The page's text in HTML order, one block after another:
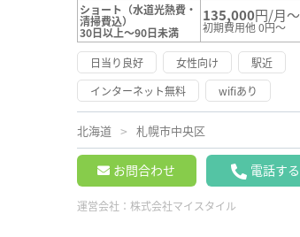
ショート（水道光熱費・
清掃費込）
30日以上～90日未満
135,000円/月～
初期費用他 0円～
日当り良好 女性向け
駅近
インターネット無料
wifiあり
北海道 札幌市中央区
お問合わせ 電話する
運営会社： 株式会社マイスタイル